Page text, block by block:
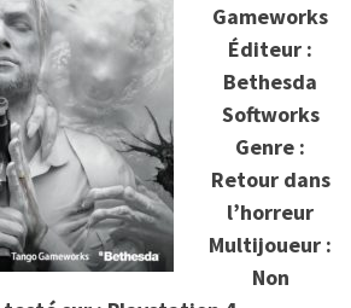
Gameworks
Éditeur :
Bethesda
Softworks
Genre :
Retour dans
l’horreur
Multijoueur :
Non